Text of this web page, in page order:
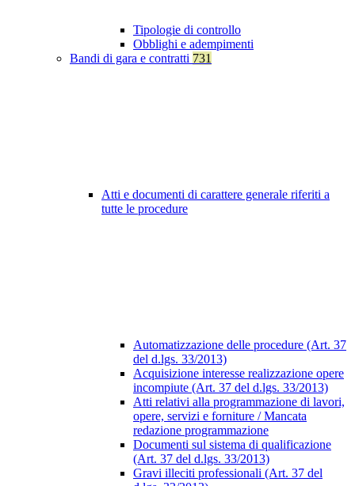
Tipologie di controllo
Obblighi e adempimenti
Bandi di gara e contratti 731
Atti e documenti di carattere generale riferiti a
tutte le procedure
Automatizzazione delle procedure (Art. 37
del d.lgs. 33/2013)
Acquisizione interesse realizzazione opere
incompiute (Art. 37 del d.lgs. 33/2013)
Atti relativi alla programmazione di lavori,
opere, servizi e forniture / Mancata
redazione programmazione
Documenti sul sistema di qualificazione
(Art. 37 del d.lgs. 33/2013)
Gravi illeciti professionali (Art. 37 del